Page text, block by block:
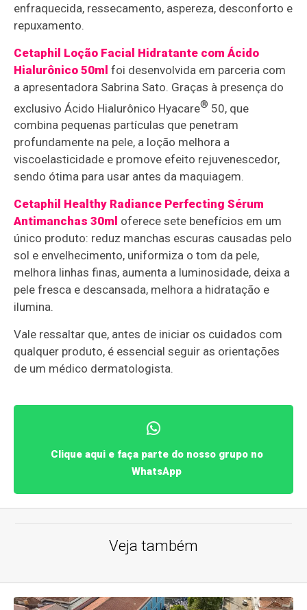
enfraquecida, ressecamento, aspereza, desconforto e
repuxamento.
Cetaphil Loção Facial Hidratante com Ácido
Hialurônico 50ml foi desenvolvida em parceria com
a apresentadora Sabrina Sato. Graças à presença do
exclusivo Ácido Hialurônico Hyacare® 50, que
combina pequenas partículas que penetram
profundamente na pele, a loção melhora a
viscoelasticidade e promove efeito rejuvenescedor,
sendo ótima para usar antes da maquiagem.
Cetaphil Healthy Radiance Perfecting Sérum
Antimanchas 30ml oferece sete benefícios em um
único produto: reduz manchas escuras causadas pelo
sol e envelhecimento, uniformiza o tom da pele,
melhora linhas finas, aumenta a luminosidade, deixa a
pele fresca e descansada, melhora a hidratação e
ilumina.
Vale ressaltar que, antes de iniciar os cuidados com
qualquer produto, é essencial seguir as orientações
de um médico dermatologista.
Clique aqui e faça parte do nosso grupo no
WhatsApp
Veja também